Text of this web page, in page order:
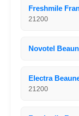
Freshmile
21200
Novotel
Electra
21200